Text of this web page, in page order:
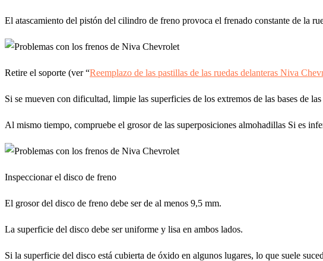
El atascamiento del pistón del cilindro de freno provoca el frenado constante de la
Retire el soporte (ver “Reemplazo de las pastillas de las ruedas delanteras Niva
Si se mueven con dificultad, limpie las superficies de los extremos de las bases de
Al mismo tiempo, compruebe el grosor de las superposiciones almohadillas Si es
Inspeccionar el disco de freno
El grosor del disco de freno debe ser de al menos 9,5 mm.
La superficie del disco debe ser uniforme y lisa en ambos lados.
Si la superficie del disco está cubierta de óxido en algunos lugares, lo que suele